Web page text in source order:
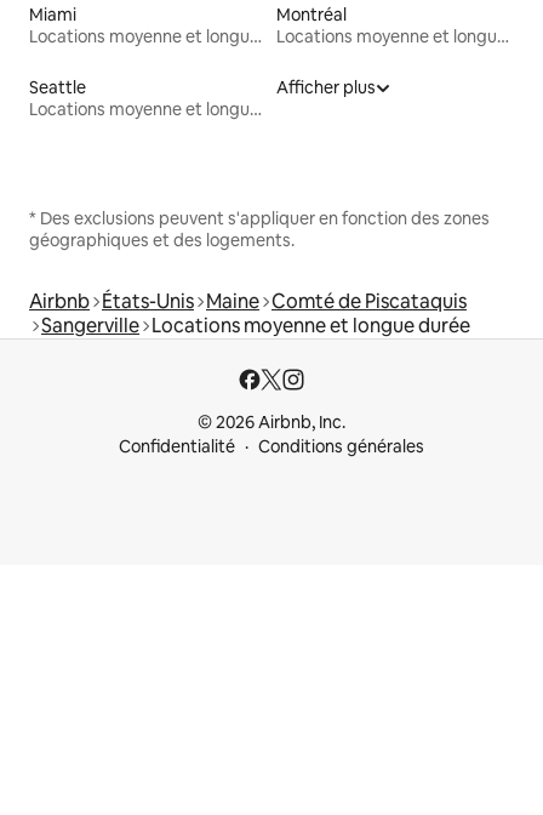
Miami
Locations moyenne et longue durée
Montréal
Locations moyenne et longue durée
Seattle
Locations moyenne et longue durée
Afficher plus
* Des exclusions peuvent s'appliquer en fonction des zones
géographiques et des logements.
Airbnb États-Unis Maine Comté de Piscataquis
Sangerville Locations moyenne et longue durée
© 2026 Airbnb, Inc.
Confidentialité
Conditions générales